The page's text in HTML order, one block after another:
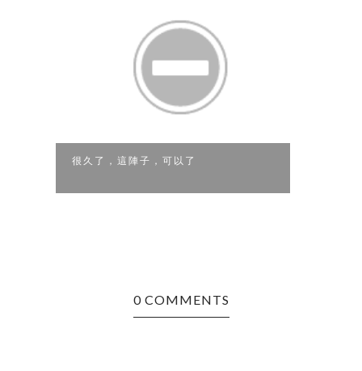
很久了，這陣子，可以了
0 COMMENTS